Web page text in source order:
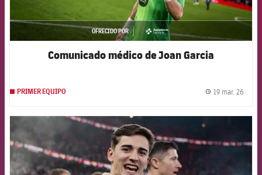
OFRECIDO POR
asistencia
Comunicado médico de Joan Garcia
PRIMER EQUIPO 19 mar. 26
FCB Barcelona badge